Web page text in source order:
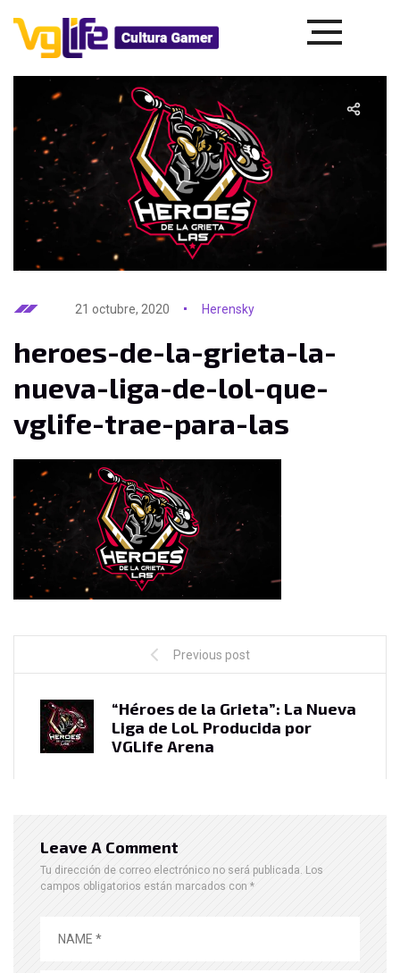
21 octubre, 2020 Herensky
heroes-de-la-grieta-la-
nueva-liga-de-lol-que-
vglife-trae-para-las
Previous post
“Héroes de la Grieta”: La Nueva
Liga de LoL Producida por
VGLife Arena
Leave A Comment
Tu dirección de correo electrónico no será publicada. Los
campos obligatorios están marcados con *